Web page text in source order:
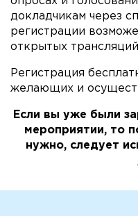
докладчикам через
регистрации
открытых
Регистрация
желающих и
Если вы уже были
мероприятии, то
нужно, следует